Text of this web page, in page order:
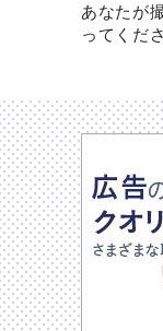
あなたが
ってくだ